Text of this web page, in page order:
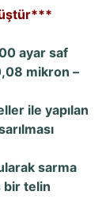
ayar saf
mikron –
ile yapılan
sarma
bir telin